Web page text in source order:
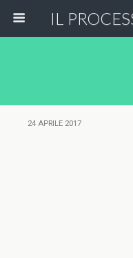
IL
24 APRILE 2017